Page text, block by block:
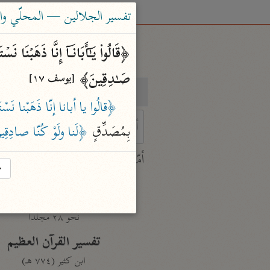
بحث
characters for results.
أمّهات
نحو ٢٨ مجلدًا
تفسير القرآن العظيم
ابن كثير (٧٧٤ هـ)
تفسير الجلالين — المحلّي والسيوطي
صَـٰدِقِینَ﴾ [يوسف ١٧]
﴿قالُوا يا أبانا إنّا ذَهَبْنا
بِمُصَدِّقٍ ﴿لَنا ولَوْ كُنّا